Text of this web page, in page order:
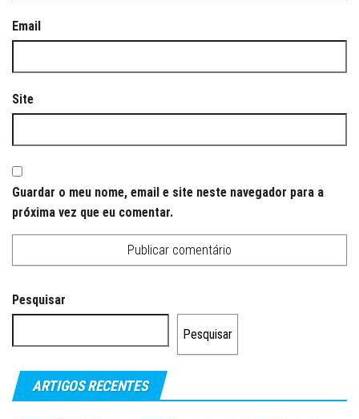
Email
Site
Guardar o meu nome, email e site neste navegador para a
próxima vez que eu comentar.
Pesquisar
Pesquisar
ARTIGOS RECENTES